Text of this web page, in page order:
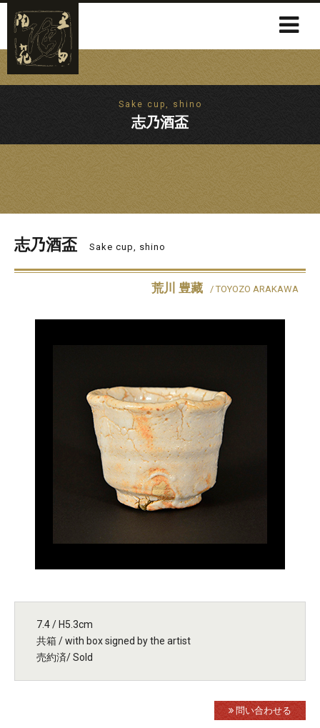
Sake cup, shino
志乃酒盃
志乃酒盃 Sake cup, shino
荒川 豊藏 / TOYOZO ARAKAWA
7.4 / H5.3cm
共箱 / with box signed by the artist
売約済/ Sold
問い合わせる